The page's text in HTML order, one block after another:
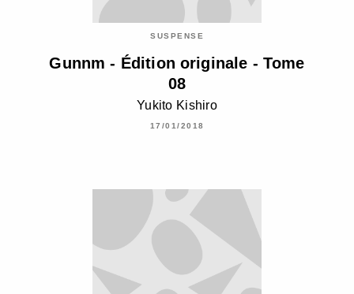
SUSPENSE
Gunnm - Édition originale - Tome
08
Yukito Kishiro
17/01/2018